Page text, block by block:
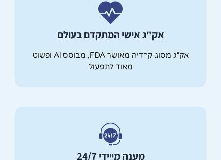
אק"ג אישי המתקדם בעולם
אק"ג מסוג קרדיה מאושר FDA, מבוסס AI ופשוט
מאוד לתפעול
מענה מייידי 24/7